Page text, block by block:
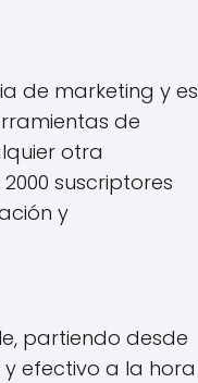
de marketing y es
de
otra
suscriptores
y
partiendo desde
y efectivo a la hora